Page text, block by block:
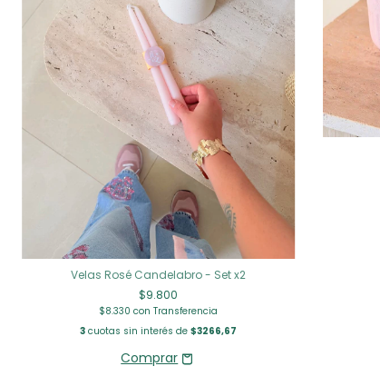
Velas Rosé Candelabro - Set x2
$9.800
$8.330con Transferencia
3 cuotas sin interés de$3266,67